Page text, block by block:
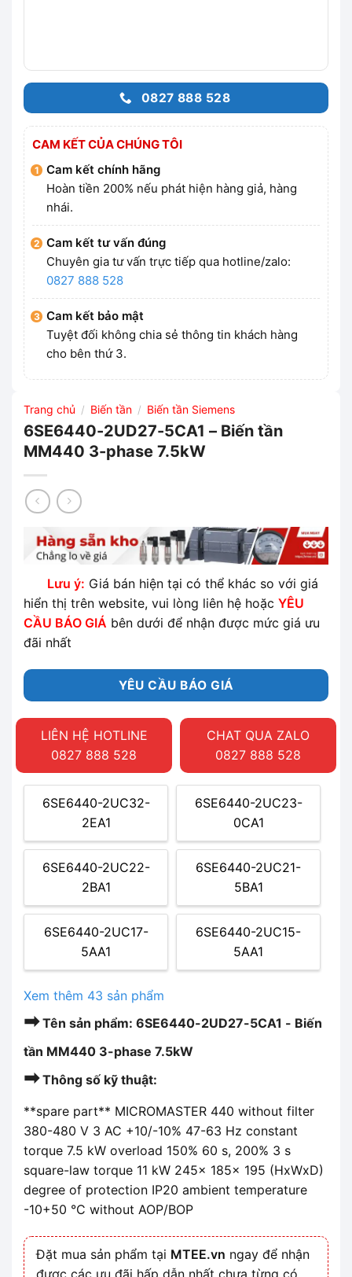
0827 888 528
CAM KẾT CỦA CHÚNG TÔI
Cam kết chính hãng
Hoàn tiền 200% nếu phát hiện hàng giả, hàng
nhái.
Cam kết tư vấn đúng
Chuyên gia tư vấn trực tiếp qua hotline/zalo:
0827 888 528
Cam kết bảo mật
Tuyệt đối không chia sẻ thông tin khách hàng
cho bên thứ 3.
Trang chủ / Biến tần / Biến tần Siemens
6SE6440-2UD27-5CA1 – Biến tần
MM440 3-phase 7.5kW
Lưu ý: Giá bán hiện tại có thể khác so với giá
hiển thị trên website, vui lòng liên hệ hoặc YÊU
CẦU BÁO GIÁ bên dưới để nhận được mức giá ưu
đãi nhất
YÊU CẦU BÁO GIÁ
LIÊN HỆ HOTLINE
0827 888 528
CHAT QUA ZALO
0827 888 528
6SE6440-2UC32-
2EA1
6SE6440-2UC23-
0CA1
6SE6440-2UC22-
2BA1
6SE6440-2UC21-
5BA1
6SE6440-2UC17-
5AA1
6SE6440-2UC15-
5AA1
Xem thêm 43 sản phẩm
➡Tên sản phẩm: 6SE6440-2UD27-5CA1 - Biến
tần MM440 3-phase 7.5kW
➡Thông số kỹ thuật:
**spare part** MICROMASTER 440 without filter
380-480 V 3 AC +10/-10% 47-63 Hz constant
torque 7.5 kW overload 150% 60 s, 200% 3 s
square-law torque 11 kW 245x 185x 195 (HxWxD)
degree of protection IP20 ambient temperature
-10+50 °C without AOP/BOP
Đặt mua sản phẩm tại MTEE.vn ngay để nhận
được các ưu đãi hấp dẫn nhất chưa từng có